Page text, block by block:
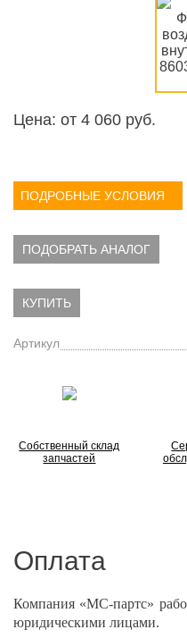
Цена: от 4 060 руб.
ПОДРОБНЫЕ УСЛОВИЯ
ПОДОБРАТЬ АНАЛОГ
КУПИТЬ
Артикул
Собственный склад
запчастей
Оплата
Компания «МС-партс»
юридическими лицами.